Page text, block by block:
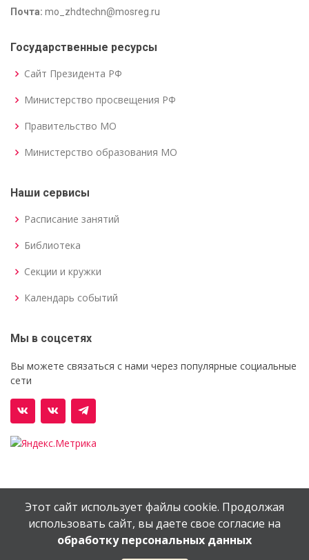
Почта: mo_zhdtechn@mosreg.ru
Государственные ресурсы
Сайт Президента РФ
Министерство просвещения РФ
Правительство МО
Министерство образования МО
Наши сервисы
Расписание занятий
Библиотека
Секции и кружки
Календарь событий
Мы в соцсетях
Вы можете связаться с нами через популярные социальные
сети
© Орехово-Зуевский железнодорожный техникум им.
В.И.Бондаренко
Сайт создан вEV-DV.RU
Этот сайт использует файлы cookie. Продолжая
использовать сайт, вы даете свое согласие на
обработку персональных данных